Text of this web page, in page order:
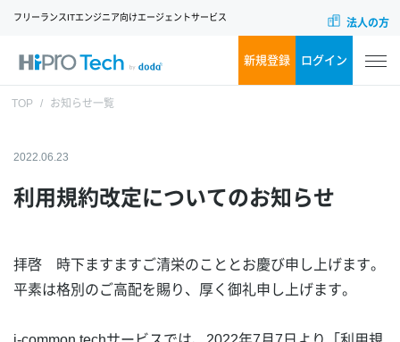
フリーランスITエンジニア向けエージェントサービス 法人の方
新規登録 ログイン
TOP お知らせ一覧
2022.06.23
利用規約改定についてのお知らせ
拝啓 時下ますますご清栄のこととお慶び申し上げます。
平素は格別のご高配を賜り、厚く御礼申し上げます。